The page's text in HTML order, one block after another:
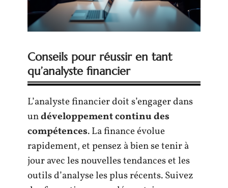
Conseils pour réussir en tant
qu’analyste financier
L’analyste financier doit s’engager dans
undéveloppement continu des
compétences. La finance évolue
rapidement, et pensez à bien se tenir à
jour avec les nouvelles tendances et les
outils d’analyse les plus récents. Suivez